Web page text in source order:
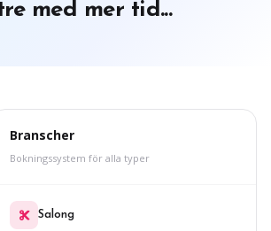
med mer tid...
Branscher
Bokningssystem för alla typer
Salong